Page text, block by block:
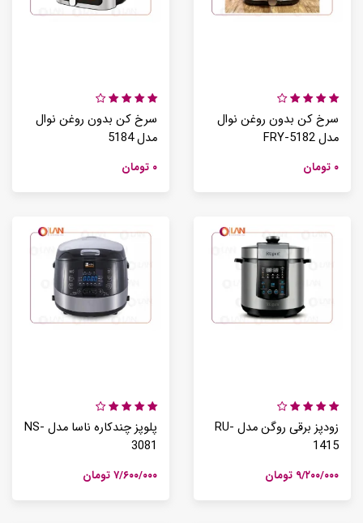
سرخ کن بدون روغن نوال
مدل FRY-5182
۰ تومان
سرخ کن بدون روغن نوال
مدل 5184
۰ تومان
زودپز برقی روگن مدل RU-
1415
۹/۲۰۰/۰۰۰ تومان
پلوپز چندکاره ناسا مدل NS-
3081
۷/۶۰۰/۰۰۰ تومان